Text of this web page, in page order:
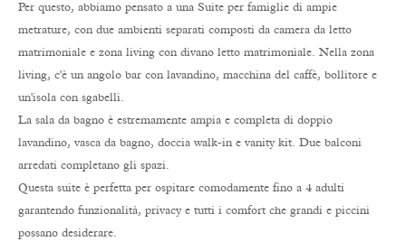
Per questo, abbiamo pensato a una Suite per famiglie di ampie
metrature, con due ambienti separati composti da camera da letto
matrimoniale e zona living con divano letto matrimoniale. Nella zona
living, c'è un angolo bar con lavandino, macchina del caffè, bollitore e
un'isola con sgabelli.
La sala da bagno è estremamente ampia e completa di doppio
lavandino, vasca da bagno, doccia walk-in e vanity kit. Due balconi
arredati completano gli spazi.
Questa suite è perfetta per ospitare comodamente fino a 4 adulti
garantendo funzionalità, privacy e tutti i comfort che grandi e piccini
possano desiderare.